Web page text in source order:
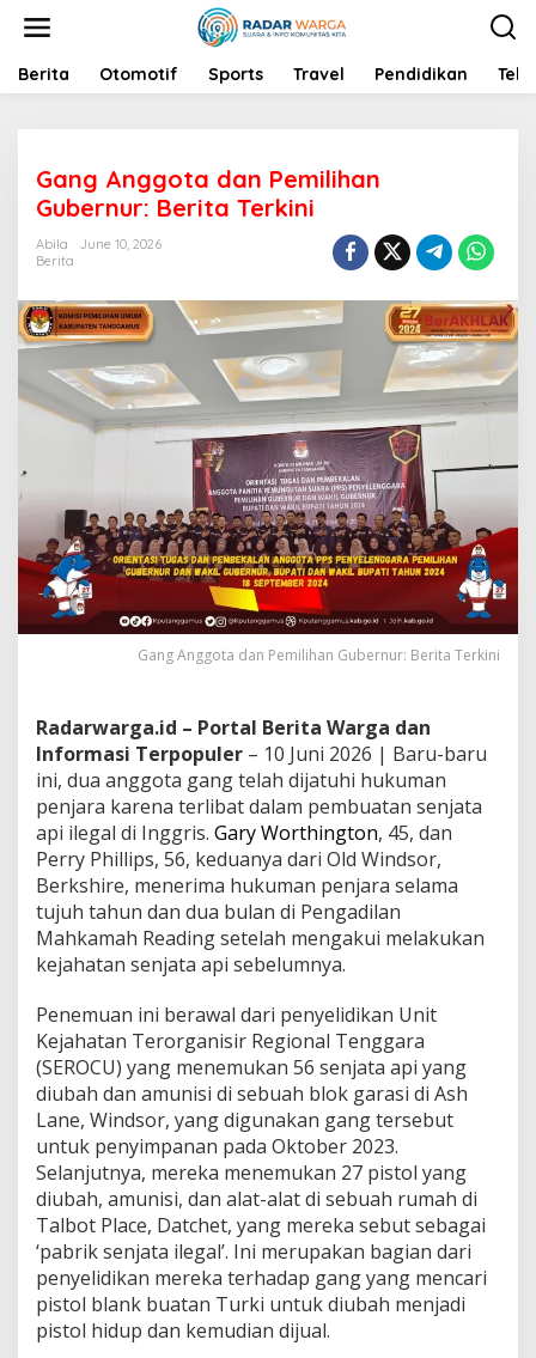
t
Berita Otomotif Sports Travel Pendidikan
Gang Anggota dan Pemilihan
Gubernur: Berita Terkini
Abila
June 10, 2026
Berita
Gang Anggota dan Pemilihan Gubernur: Berita Terkini
Radarwarga.id – Portal Berita Warga dan
Informasi Terpopuler – 10 Juni 2026 | Baru-baru
ini, dua anggota gang telah dijatuhi hukuman
penjara karena terlibat dalam pembuatan senjata
api ilegal di Inggris. Gary Worthington, 45, dan
Perry Phillips, 56, keduanya dari Old Windsor,
Berkshire, menerima hukuman penjara selama
tujuh tahun dan dua bulan di Pengadilan
Mahkamah Reading setelah mengakui melakukan
kejahatan senjata api sebelumnya.
Penemuan ini berawal dari penyelidikan Unit
Kejahatan Terorganisir Regional Tenggara
(SEROCU) yang menemukan 56 senjata api yang
diubah dan amunisi di sebuah blok garasi di Ash
Lane, Windsor, yang digunakan gang tersebut
untuk penyimpanan pada Oktober 2023.
Selanjutnya, mereka menemukan 27 pistol yang
diubah, amunisi, dan alat-alat di sebuah rumah di
Talbot Place, Datchet, yang mereka sebut sebagai
‘pabrik senjata ilegal’. Ini merupakan bagian dari
penyelidikan mereka terhadap gang yang mencari
pistol blank buatan Turki untuk diubah menjadi
pistol hidup dan kemudian dijual.